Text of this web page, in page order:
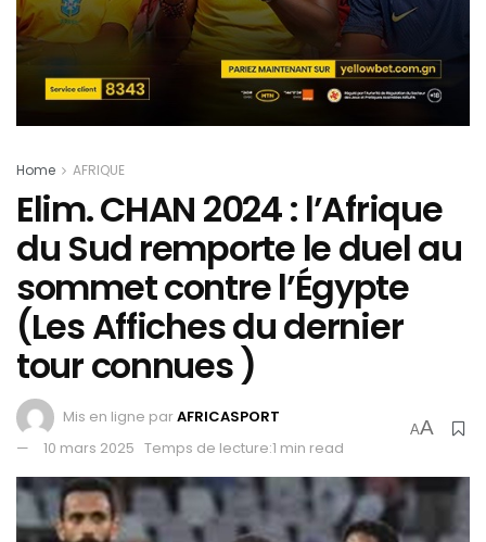
Home AFRIQUE
Elim. CHAN 2024 : l’Afrique
du Sud remporte le duel au
sommet contre l’Égypte
(Les Affiches du dernier
tour connues )
Mis en ligne parAFRICASPORT
10 mars 2025 Temps de lecture:1 min read
AA